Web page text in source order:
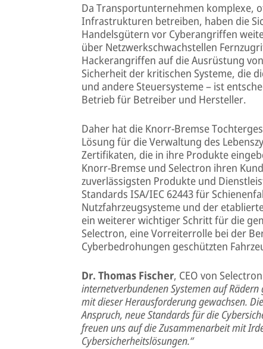
Da Transportunternehmen komplexe,
Infrastrukturen betreiben, haben die
Handelsgütern vor Cyberangriffen
über Netzwerkschwachstellen
Hackerangriffen auf die Ausrüstung
Sicherheit der kritischen Systeme, die
und andere Steuersysteme – ist
Betrieb für Betreiber und Hersteller.
Daher hat die Knorr-Bremse
Lösung für die Verwaltung des
Zertifikaten, die in ihre Produkte
Knorr-Bremse und Selectron ihren
zuverlässigsten Produkte und
Standards ISA/IEC 62443 für
Nutzfahrzeugsysteme und der
ein weiterer wichtiger Schritt für die
Selectron, eine Vorreiterrolle bei der
Cyberbedrohungen geschützten
Dr. Thomas Fischer, CEO von
internetverbundenen Systemen auf
mit dieser Herausforderung gewachsen.
Anspruch, neue Standards für die
freuen uns auf die Zusammenarbeit mit
Cybersicherheitslösungen.“